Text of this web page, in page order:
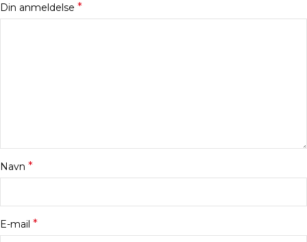
Din anmeldelse *
Navn *
E-mail *